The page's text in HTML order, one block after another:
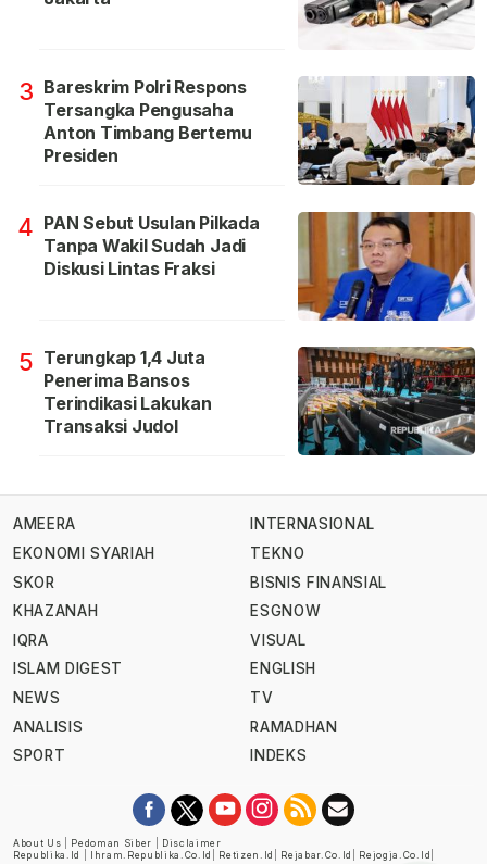
3 Bareskrim Polri Respons
Tersangka Pengusaha
Anton Timbang Bertemu
Presiden
4 PAN Sebut Usulan Pilkada
Tanpa Wakil Sudah Jadi
Diskusi Lintas Fraksi
5 Terungkap 1,4 Juta
Penerima Bansos
Terindikasi Lakukan
Transaksi Judol
AMEERA
EKONOMI SYARIAH
SKOR
KHAZANAH
IQRA
ISLAM DIGEST
NEWS
ANALISIS
SPORT
INTERNASIONAL
TEKNO
BISNIS FINANSIAL
ESGNOW
VISUAL
ENGLISH
TV
RAMADHAN
INDEKS
About Us Pedoman Siber
Disclaimer
Republika.id
Ihram.republika.co.id Retizen.id Rejabar.co.id Rejogja.co.id